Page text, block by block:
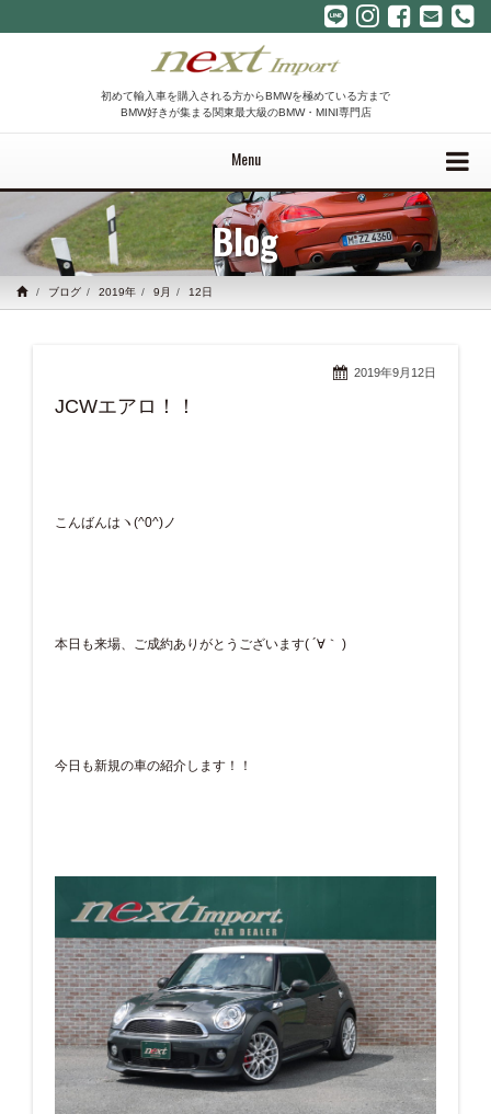
初めて輸入車を購入される方からBMWを極めている方まで
BMW好きが集まる関東最大級のBMW・MINI専門店
Menu
Blog
ブログ 2019年 9月 12日
2019年9月12日
JCWエアロ！！
こんばんはヽ(^0^)ノ
本日も来場、ご成約ありがとうございます( ´∀｀ )
今日も新規の車の紹介します！！